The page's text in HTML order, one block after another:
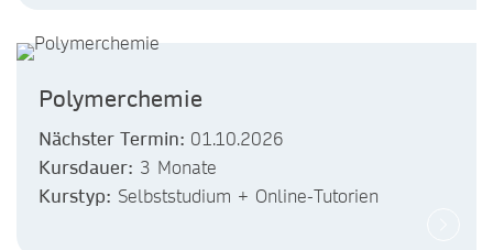
Polymerchemie
Nächster Termin: 01.10.2026
Kursdauer: 3 Monate
Kurstyp: Selbststudium + Online-Tutorien